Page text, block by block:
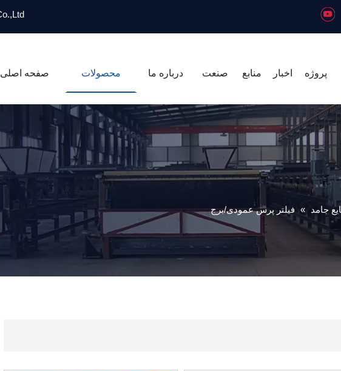
پروژه اخبار منابع صنعت درباره ما محصولات صفحه اصلی
جامد » فیلتر پرس عمودی/برج